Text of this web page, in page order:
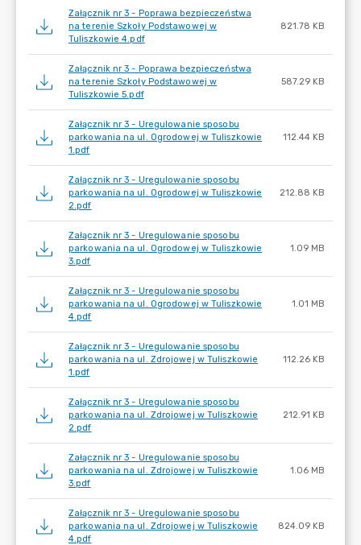
Załącznik nr 3 - Poprawa bezpieczeństwa
na terenie Szkoły Podstawowej w
Tuliszkowie 4.pdf
821.78 KB
Załącznik nr 3 - Poprawa bezpieczeństwa
na terenie Szkoły Podstawowej w
Tuliszkowie 5.pdf
587.29 KB
Załącznik nr 3 - Uregulowanie sposobu
parkowania na ul. Ogrodowej w Tuliszkowie
1.pdf
112.44 KB
Załącznik nr 3 - Uregulowanie sposobu
parkowania na ul. Ogrodowej w Tuliszkowie
2.pdf
212.88 KB
Załącznik nr 3 - Uregulowanie sposobu
parkowania na ul. Ogrodowej w Tuliszkowie
3.pdf
1.09 MB
Załącznik nr 3 - Uregulowanie sposobu
parkowania na ul. Ogrodowej w Tuliszkowie
4.pdf
1.01 MB
Załącznik nr 3 - Uregulowanie sposobu
parkowania na ul. Zdrojowej w Tuliszkowie
1.pdf
112.26 KB
Załącznik nr 3 - Uregulowanie sposobu
parkowania na ul. Zdrojowej w Tuliszkowie
2.pdf
212.91 KB
Załącznik nr 3 - Uregulowanie sposobu
parkowania na ul. Zdrojowej w Tuliszkowie
3.pdf
1.06 MB
Załącznik nr 3 - Uregulowanie sposobu
parkowania na ul. Zdrojowej w Tuliszkowie
4.pdf
824.09 KB